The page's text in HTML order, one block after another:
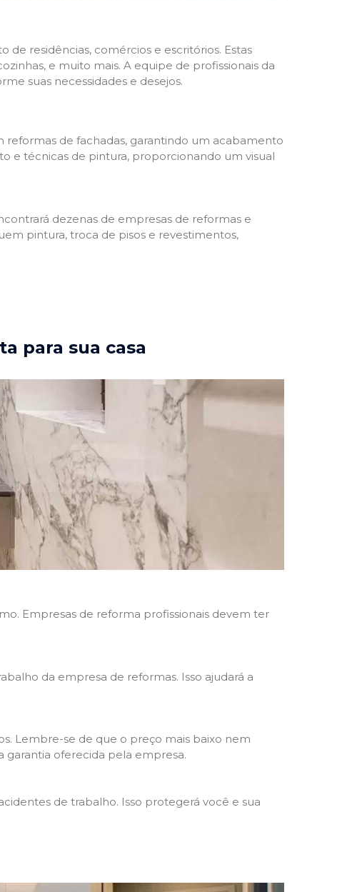
de residências, comércios e escritórios. Estas
e muito mais. A equipe de profissionais da
suas necessidades e desejos.
reformas de fachadas, garantindo um acabamento
e técnicas de pintura, proporcionando um visual
dezenas de empresas de reformas e
pintura, troca de pisos e revestimentos,
para sua casa
Empresas de reforma profissionais devem ter
da empresa de reformas. Isso ajudará a
Lembre-se de que o preço mais baixo nem
garantia oferecida pela empresa.
de trabalho. Isso protegerá você e sua